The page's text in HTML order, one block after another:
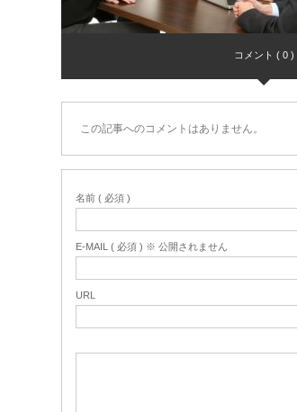
コメント ( 0 )
この記事へのコメントはありません。
名前 ( 必須 )
E-MAIL ( 必須 ) ※ 公開されません
URL